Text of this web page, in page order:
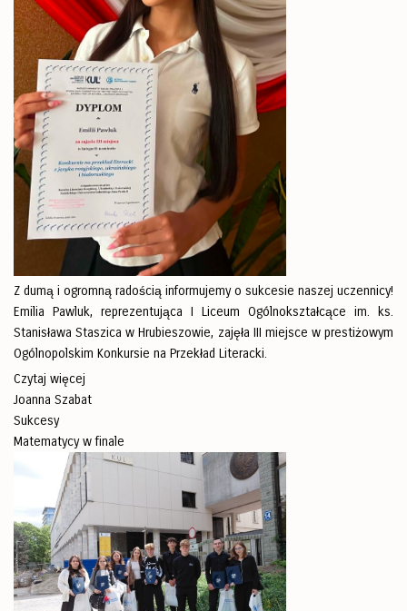
Z dumą i ogromną radością informujemy o sukcesie naszej uczennicy!
Emilia Pawluk, reprezentująca I Liceum Ogólnokształcące im. ks.
Stanisława Staszica w Hrubieszowie, zajęła III miejsce w prestiżowym
Ogólnopolskim Konkursie na Przekład Literacki.
Czytaj więcej
Joanna Szabat
Sukcesy
Matematycy w finale